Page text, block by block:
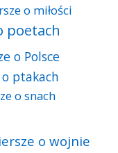
o miłości
poetach
o Polsce
ptakach
o snach
o wojnie